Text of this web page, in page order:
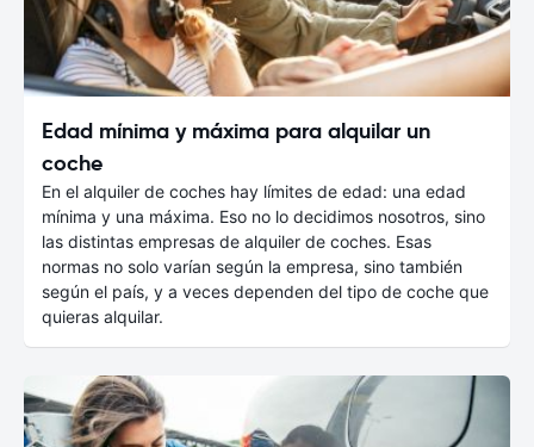
Edad mínima y máxima para alquilar un
coche
En el alquiler de coches hay límites de edad: una edad
mínima y una máxima. Eso no lo decidimos nosotros, sino
las distintas empresas de alquiler de coches. Esas
normas no solo varían según la empresa, sino también
según el país, y a veces dependen del tipo de coche que
quieras alquilar.